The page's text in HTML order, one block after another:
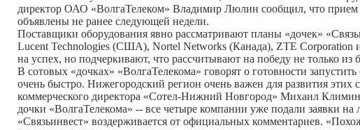
директор ОАО «ВолгаТелеком» Владимир Люлин сообщил, что прием
объявлены не ранее следующей недели.
Поставщики оборудования явно рассматривают планы «дочек»
Lucent Technologies (США), Nortel Networks (Канада), ZTE Corporation
на успех, но подчеркивают, что рассчитывают на победу не только
В сотовых «дочках» «ВолгаТелекома» говорят о готовности
очень быстро. Нижегородский регион очень важен для развития
коммерческого директора «Сотел-Нижний Новгород» Михаил
дочки «ВолгаТелекома» -- все четыре компании уже подали заявки
«Связьинвест» воздерживается от официальных комментариев.